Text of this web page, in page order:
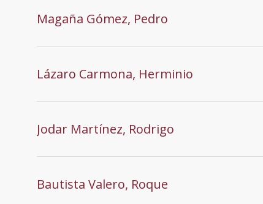
Magaña Gómez, Pedro
Lázaro Carmona, Herminio
Jodar Martínez, Rodrigo
Bautista Valero, Roque